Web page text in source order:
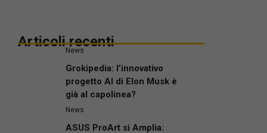
Articoli recenti
News
Grokipedia: l’innovativo
progetto AI di Elon Musk è
già al capolinea?
News
ASUS ProArt si Amplia: